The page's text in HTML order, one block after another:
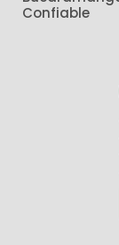
Confiable